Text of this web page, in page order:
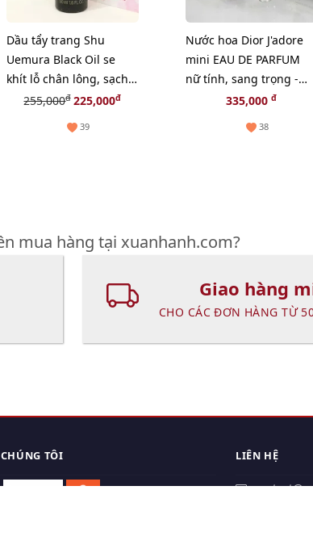
Dầu tẩy trang Shu
Uemura Black Oil se
khít lỗ chân lông, sạch
bã nhờn - 50ml
255,000đ225,000đ
39
Nước hoa Dior J'adore
mini EAU DE PARFUM
nữ tính, sang trọng -
EDP, 5ml.335,000đ
38
mua hàng tại xuanhanh.com?
Giao hàng
CHO CÁC ĐƠN HÀNG TỪ
TÔI LIÊN HỆ